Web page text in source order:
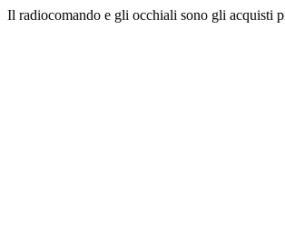
Il radiocomando e gli occhiali sono gli acquisti